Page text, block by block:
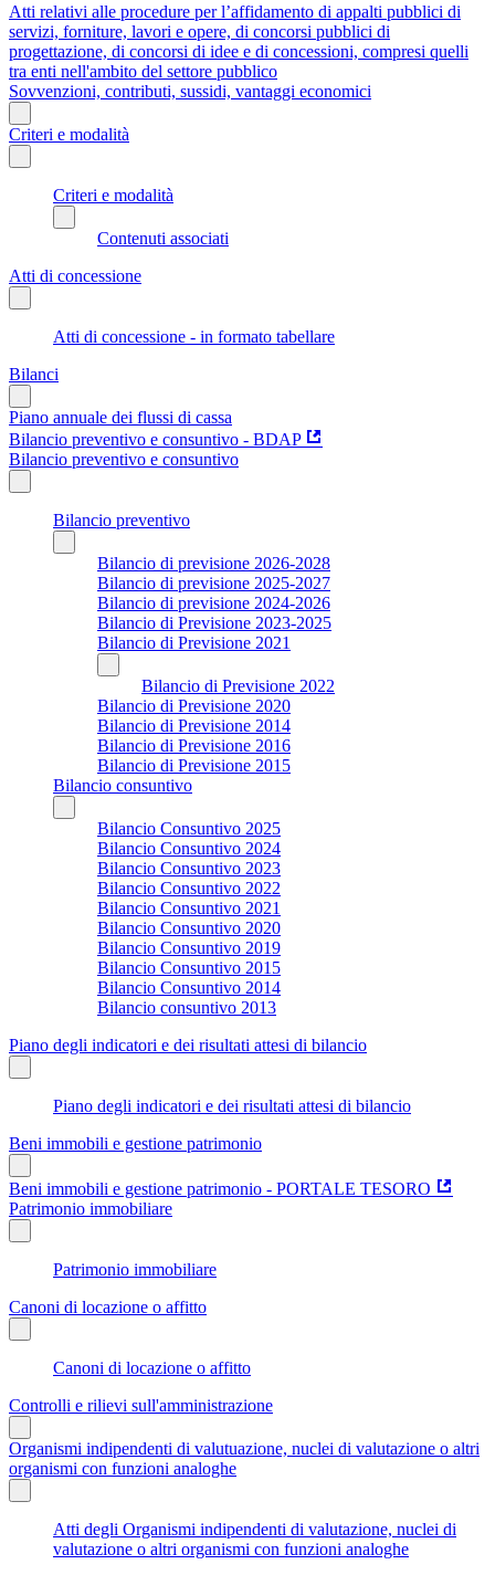
Atti relativi alle procedure per l’affidamento di appalti pubblici di
servizi, forniture, lavori e opere, di concorsi pubblici di
progettazione, di concorsi di idee e di concessioni, compresi quelli
tra enti nell'ambito del settore pubblico
Sovvenzioni, contributi, sussidi, vantaggi economici
Criteri e modalità
Criteri e modalità
Contenuti associati
Atti di concessione
Atti di concessione - in formato tabellare
Bilanci
Piano annuale dei flussi di cassa
Bilancio preventivo e consuntivo - BDAP
Bilancio preventivo e consuntivo
Bilancio preventivo
Bilancio di previsione 2026-2028
Bilancio di previsione 2025-2027
Bilancio di previsione 2024-2026
Bilancio di Previsione 2023-2025
Bilancio di Previsione 2021
Bilancio di Previsione 2022
Bilancio di Previsione 2020
Bilancio di Previsione 2014
Bilancio di Previsione 2016
Bilancio di Previsione 2015
Bilancio consuntivo
Bilancio Consuntivo 2025
Bilancio Consuntivo 2024
Bilancio Consuntivo 2023
Bilancio Consuntivo 2022
Bilancio Consuntivo 2021
Bilancio Consuntivo 2020
Bilancio Consuntivo 2019
Bilancio Consuntivo 2015
Bilancio Consuntivo 2014
Bilancio consuntivo 2013
Piano degli indicatori e dei risultati attesi di bilancio
Piano degli indicatori e dei risultati attesi di bilancio
Beni immobili e gestione patrimonio
Beni immobili e gestione patrimonio - PORTALE TESORO
Patrimonio immobiliare
Patrimonio immobiliare
Canoni di locazione o affitto
Canoni di locazione o affitto
Controlli e rilievi sull'amministrazione
Organismi indipendenti di valutuazione, nuclei di valutazione o altri
organismi con funzioni analoghe
Atti degli Organismi indipendenti di valutazione, nuclei di
valutazione o altri organismi con funzioni analoghe